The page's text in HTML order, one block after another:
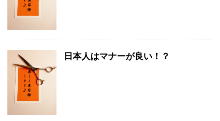
日本人はマナーが良い！？